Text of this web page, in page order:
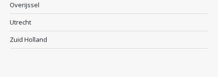
Overijssel
Utrecht
Zuid Holland